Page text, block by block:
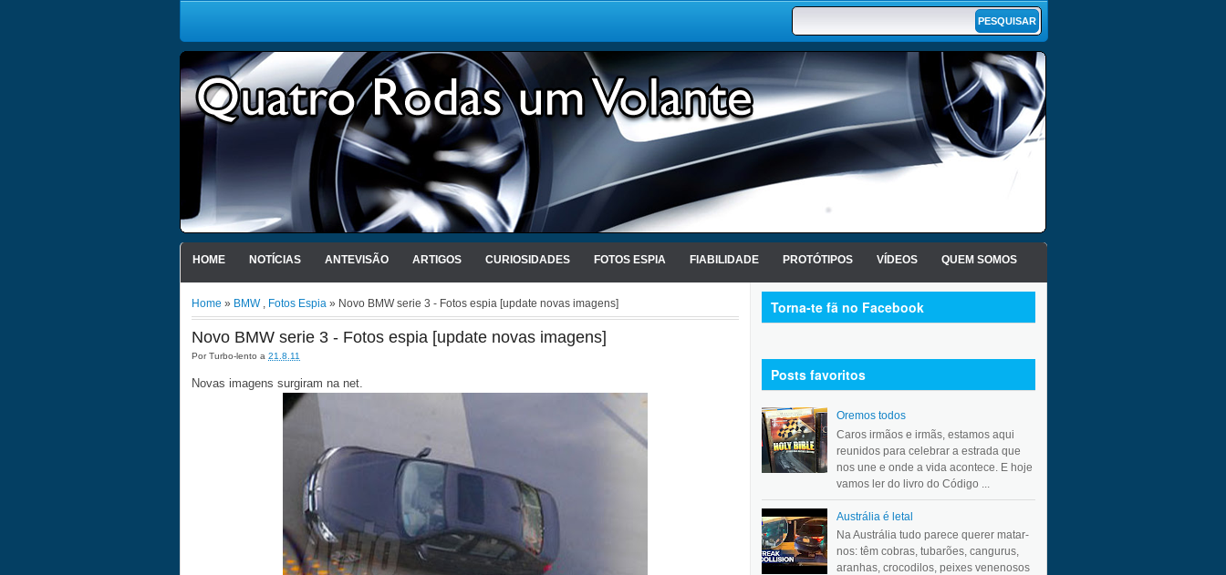
HOME NOTÍCIAS ANTEVISÃO ARTIGOS CURIOSIDADES FOTOS ESPIA FIABILIDADE PROTÓTIPOS VÍDEOS QUEM SOMOS
Home » BMW, Fotos Espia » Novo BMW serie 3 - Fotos espia [update novas imagens]
Novo BMW serie 3 - Fotos espia [update novas imagens]
PorTurbo-lento a 21.8.11
Novas imagens surgiram na net.
Torna-te fã no Facebook
Posts favoritos
Oremos todos
Caros irmãos e irmãs, estamos aqui
reunidos para celebrar a estrada que
nos une e onde a vida acontece. E hoje
vamos ler do livro do Código ...
Austrália é letal
Na Austrália tudo parece querer matar-
nos: têm cobras, tubarões, cangurus,
aranhas, crocodilos, peixes venenosos